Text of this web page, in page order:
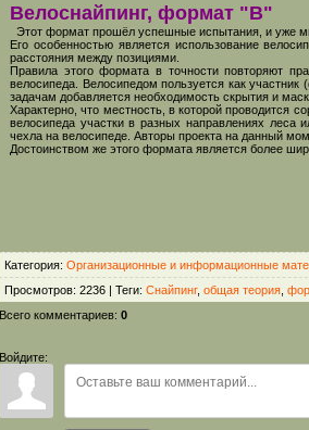
Велоснайпинг, формат "В"
Этот формат прошёл успешные испытания, и уже
Его особенностью является использование
расстояния между позициями.
Правила этого формата в точности повторяют
велосипеда. Велосипедом пользуется как
задачам добавляется необходимость скрытия и
Характерно, что местность, в которой проводится
велосипеда участки в разных направлениях леса
чехла на велосипеде. Авторы проекта на данный
Достоинством же этого формата является более
Категория: Организационные и информационные
Просмотров: 2236 | Теги: Снайпинг, общая теория
Всего комментариев: 0
Войдите: